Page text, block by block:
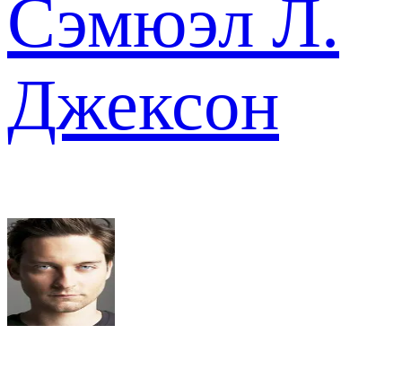
Сэмюэл Л.
Джексон